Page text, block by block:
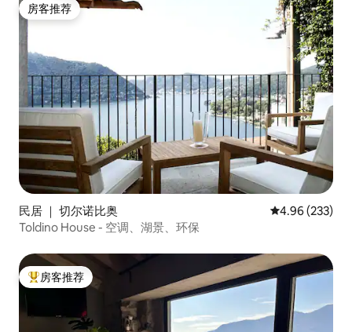
房客推荐
房客推荐
民居 ｜ 切尔诺比奥 平均评分 4.96
4.96 (233)
Toldino House - 空调、湖景、环保
热门「房客推荐」
房客推荐